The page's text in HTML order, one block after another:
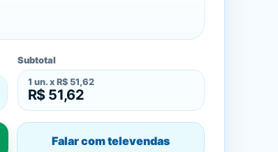
Subtotal
1 un. x R$ 51,62
R$ 51,62
Falar com televendas